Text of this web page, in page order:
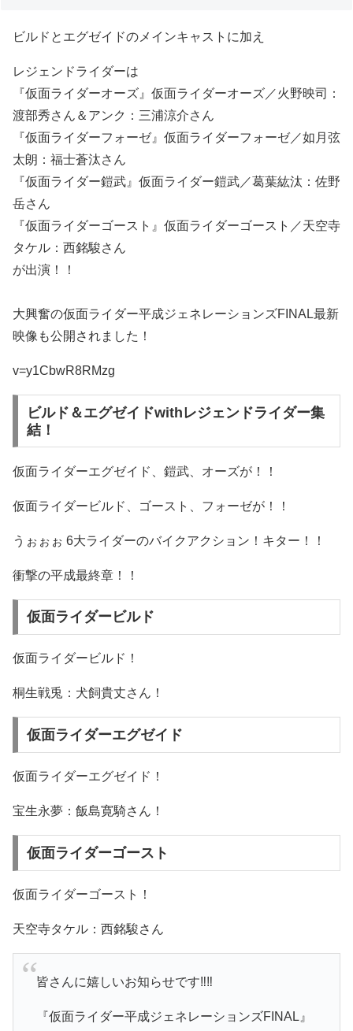
ビルドとエグゼイドのメインキャストに加え
レジェンドライダーは
『仮面ライダーオーズ』仮面ライダーオーズ／火野映司：
渡部秀さん＆アンク：三浦涼介さん
『仮面ライダーフォーゼ』仮面ライダーフォーゼ／如月弦
太朗：福士蒼汰さん
『仮面ライダー鎧武』仮面ライダー鎧武／葛葉紘汰：佐野
岳さん
『仮面ライダーゴースト』仮面ライダーゴースト／天空寺
タケル：西銘駿さん
が出演！！
大興奮の仮面ライダー平成ジェネレーションズFINAL最新
映像も公開されました！
v=y1CbwR8RMzg
ビルド＆エグゼイドwithレジェンドライダー集
結！
仮面ライダーエグゼイド、鎧武、オーズが！！
仮面ライダービルド、ゴースト、フォーゼが！！
うぉぉぉ 6大ライダーのバイクアクション！キター！！
衝撃の平成最終章！！
仮面ライダービルド
仮面ライダービルド！
桐生戦兎：犬飼貴丈さん！
仮面ライダーエグゼイド
仮面ライダーエグゼイド！
宝生永夢：飯島寛騎さん！
仮面ライダーゴースト
仮面ライダーゴースト！
天空寺タケル：西銘駿さん
皆さんに嬉しいお知らせです‼️‼️
『仮面ライダー平成ジェネレーションズFINAL』